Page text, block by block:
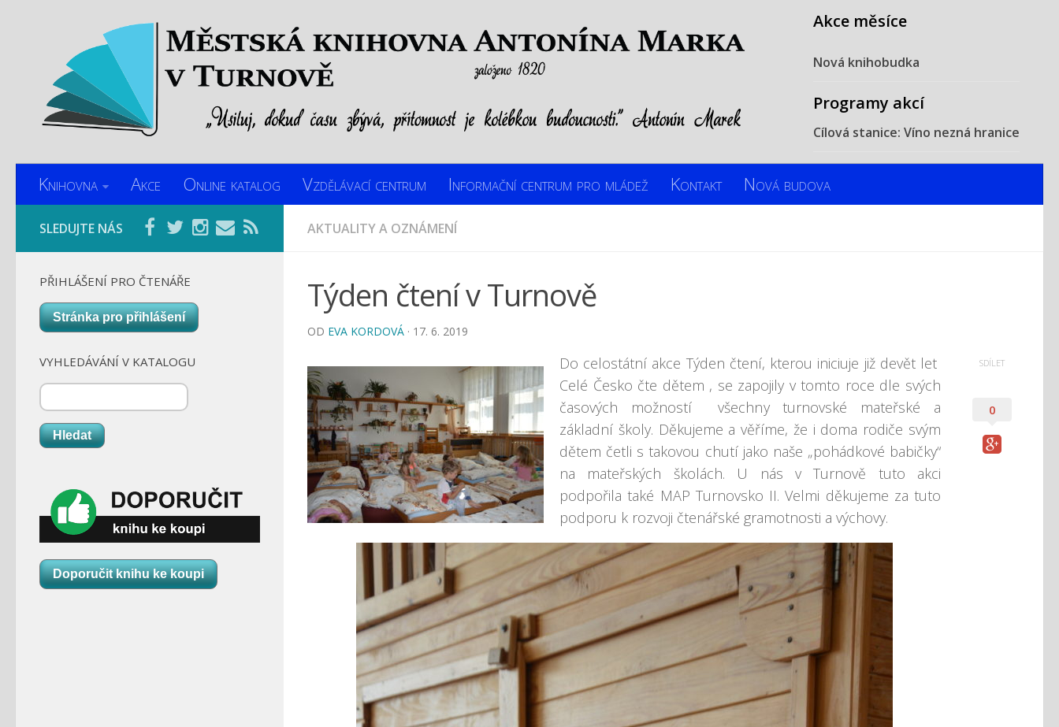
Akce měsíce
Nová knihobudka
Programy akcí
Cílová stanice: Víno nezná hranice
Knihovna Akce Online katalog Vzdělávací centrum Informační centrum pro mládež Kontakt Nová budova
AKTUALITY A OZNÁMENÍ
Týden čtení v Turnově
OD EVA KORDOVÁ · 17. 6. 2019
Do celostátní akce Týden čtení, kterou iniciuje již devět let
Celé Česko čte dětem , se zapojily v tomto roce dle svých
časových možností všechny turnovské mateřské a
základní školy. Děkujeme a věříme, že i doma rodiče svým
dětem četli s takovou chutí jako naše „pohádkové babičky“
na mateřských školách. U nás v Turnově tuto akci
podpořila také MAP Turnovsko II. Velmi děkujeme za tuto
podporu k rozvoji čtenářské gramotnosti a výchovy.
SDÍLET
0
SLEDUJTE NÁS
PŘIHLÁŠENÍ PRO ČTENÁŘE
Stránka pro přihlášení
VYHLEDÁVÁNÍ V KATALOGU
Hledat
Doporučit knihu ke koupi